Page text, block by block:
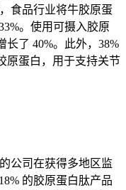
食品行业将牛胶原蛋
。使用可摄入胶原
了 40%。此外，38%
原蛋白，用于支持关节
公司在获得多地区监
的胶原蛋白肽产品